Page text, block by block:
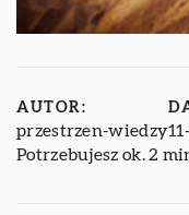
AUTOR:
przestrzen-wiedzy
Potrzebujesz ok. 2